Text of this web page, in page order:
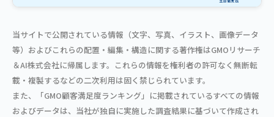
当サイトで公開されている情報（文字、写真、イラスト、画像データ
等）およびこれらの配置・編集・構造に関する著作権はGMOリサーチ
＆AI株式会社に帰属します。これらの情報を権利者の許可なく無断転
載・複製するなどの二次利用は固く禁じられています。
また、「GMO顧客満足度ランキング」に掲載されているすべての情報
およびデータは、当社が独自に実施した調査結果に基づいて作成され